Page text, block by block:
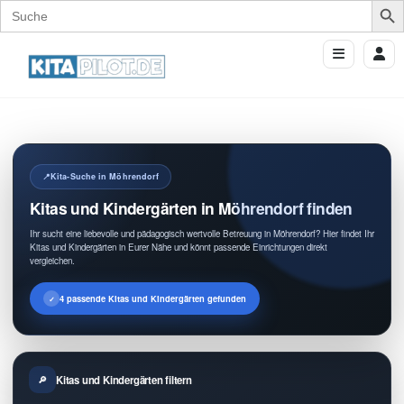
Search
for:
Kita-Suche in Möhrendorf
Kitas und Kindergärten in Möhrendorf finden
Ihr sucht eine liebevolle und pädagogisch wertvolle Betreuung in Möhrendorf? Hier findet Ihr
Kitas und Kindergärten in Eurer Nähe und könnt passende Einrichtungen direkt
vergleichen.
4 passende Kitas und Kindergärten gefunden
Kitas und Kindergärten filtern